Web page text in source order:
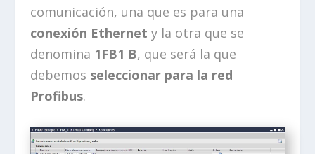
comunicación, una que es para una
conexión Ethernet y la otra que se
denomina 1FB1 B, que será la que
debemos seleccionar para la red
Profibus.